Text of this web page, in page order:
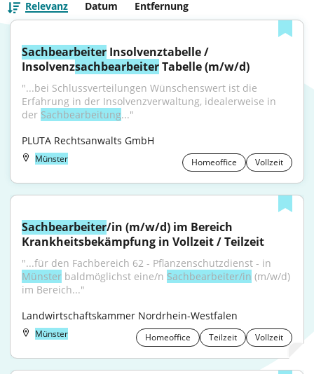
Relevanz Datum Entfernung
Sachbearbeiter Insolvenztabelle /
Insolvenzsachbearbeiter Tabelle (m/w/d)
"...bei Schlussverteilungen Wünschenswert ist die
Erfahrung in der Insolvenzverwaltung, idealerweise in
der Sachbearbeitung..."
PLUTA Rechtsanwalts GmbH
Münster Homeoffice Vollzeit
Sachbearbeiter/in (m/w/d) im Bereich
Krankheitsbekämpfung in Vollzeit / Teilzeit
Münster baldmöglichst eine/n Sachbearbeiter/in (m/w/d)
im Bereich..."
Landwirtschaftskammer Nordrhein-Westfalen
Münster Homeoffice Teilzeit Vollzeit